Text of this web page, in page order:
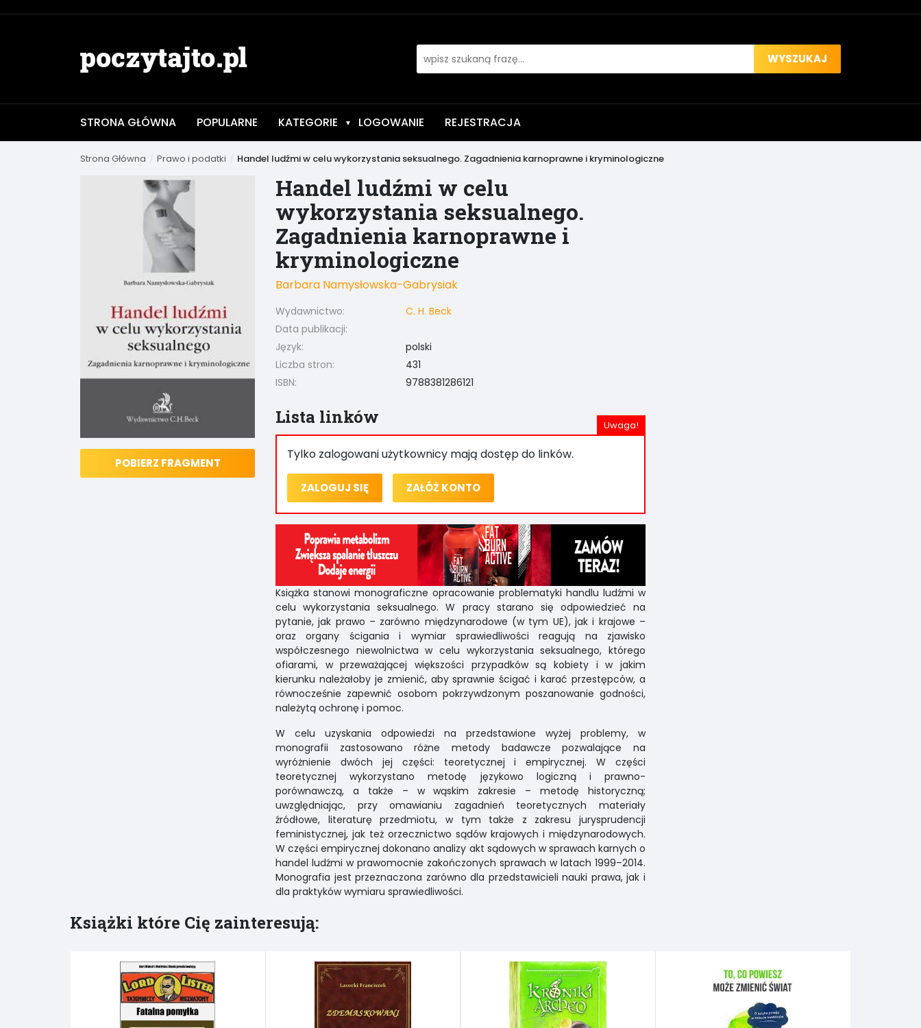
WYSZUKAJ
STRONA GŁÓWNA POPULARNE KATEGORIE ▼ LOGOWANIE REJESTRACJA
Strona Główna Prawo i podatki Handel ludźmi w celu wykorzystania seksualnego. Zagadnienia karnoprawne i kryminologiczne
POBIERZ FRAGMENT
Handel ludźmi w celu
wykorzystania seksualnego.
Zagadnienia karnoprawne i
kryminologiczne
Barbara Namysłowska-Gabrysiak
Wydawnictwo:
C. H. Beck
Data publikacji:
Język:
polski
Liczba stron:
431
ISBN:
9788381286121
Lista linków
Tylko zalogowani użytkownicy mają dostęp do linków.
ZALOGUJ SIĘ ZAŁÓŻ KONTO
Książka stanowi monograficzne opracowanie problematyki handlu ludźmi w
celu wykorzystania seksualnego. W pracy starano się odpowiedzieć na
pytanie, jak prawo – zarówno międzynarodowe (w tym UE), jak i krajowe –
oraz organy ścigania i wymiar sprawiedliwości reagują na zjawisko
współczesnego niewolnictwa w celu wykorzystania seksualnego, którego
ofiarami, w przeważającej większości przypadków są kobiety i w jakim
kierunku należałoby je zmienić, aby sprawnie ścigać i karać przestępców, a
równocześnie zapewnić osobom pokrzywdzonym poszanowanie godności,
należytą ochronę i pomoc.
W celu uzyskania odpowiedzi na przedstawione wyżej problemy, w
monografii zastosowano różne metody badawcze pozwalające na
wyróżnienie dwóch jej części: teoretycznej i empirycznej. W części
teoretycznej wykorzystano metodę językowo logiczną i prawno-
porównawczą, a także – w wąskim zakresie – metodę historyczną;
uwzględniając, przy omawianiu zagadnień teoretycznych materiały
źródłowe, literaturę przedmiotu, w tym także z zakresu jurysprudencji
feministycznej, jak też orzecznictwo sądów krajowych i międzynarodowych.
W części empirycznej dokonano analizy akt sądowych w sprawach karnych o
handel ludźmi w prawomocnie zakończonych sprawach w latach 1999–2014.
Monografia jest przeznaczona zarówno dla przedstawicieli nauki prawa, jak i
dla praktyków wymiaru sprawiedliwości.
Książki które Cię zainteresują: